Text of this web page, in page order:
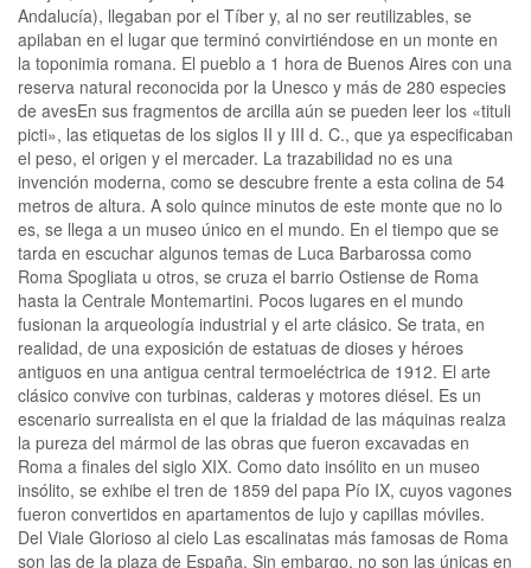
Andalucía), llegaban por el Tíber y, al no ser reutilizables, se
apilaban en el lugar que terminó convirtiéndose en un monte en
la toponimia romana. El pueblo a 1 hora de Buenos Aires con una
reserva natural reconocida por la Unesco y más de 280 especies
de avesEn sus fragmentos de arcilla aún se pueden leer los «tituli
picti», las etiquetas de los siglos II y III d. C., que ya especificaban
el peso, el origen y el mercader. La trazabilidad no es una
invención moderna, como se descubre frente a esta colina de 54
metros de altura. A solo quince minutos de este monte que no lo
es, se llega a un museo único en el mundo. En el tiempo que se
tarda en escuchar algunos temas de Luca Barbarossa como
Roma Spogliata u otros, se cruza el barrio Ostiense de Roma
hasta la Centrale Montemartini. Pocos lugares en el mundo
fusionan la arqueología industrial y el arte clásico. Se trata, en
realidad, de una exposición de estatuas de dioses y héroes
antiguos en una antigua central termoeléctrica de 1912. El arte
clásico convive con turbinas, calderas y motores diésel. Es un
escenario surrealista en el que la frialdad de las máquinas realza
la pureza del mármol de las obras que fueron excavadas en
Roma a finales del siglo XIX. Como dato insólito en un museo
insólito, se exhibe el tren de 1859 del papa Pío IX, cuyos vagones
fueron convertidos en apartamentos de lujo y capillas móviles.
Del Viale Glorioso al cielo Las escalinatas más famosas de Roma
son las de la plaza de España. Sin embargo, no son las únicas en